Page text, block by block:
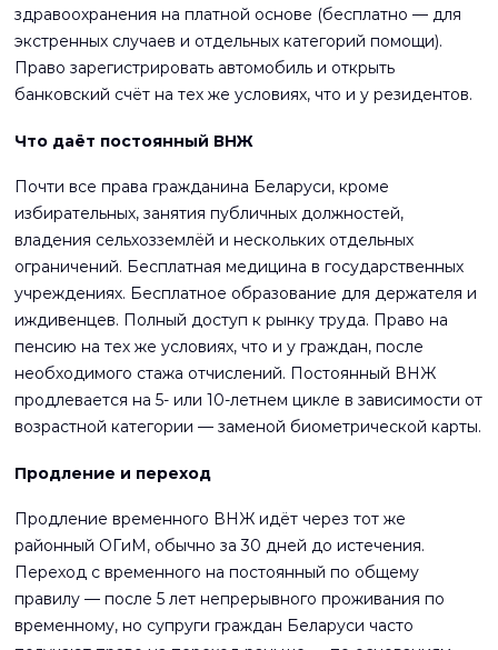
здравоохранения на платной основе (бесплатно — для
экстренных случаев и отдельных категорий помощи).
Право зарегистрировать автомобиль и открыть
банковский счёт на тех же условиях, что и у резидентов.
Что даёт постоянный ВНЖ
Почти все права гражданина Беларуси, кроме
избирательных, занятия публичных должностей,
владения сельхозземлёй и нескольких отдельных
ограничений. Бесплатная медицина в государственных
учреждениях. Бесплатное образование для держателя и
иждивенцев. Полный доступ к рынку труда. Право на
пенсию на тех же условиях, что и у граждан, после
необходимого стажа отчислений. Постоянный ВНЖ
продлевается на 5- или 10-летнем цикле в зависимости от
возрастной категории — заменой биометрической карты.
Продление и переход
Продление временного ВНЖ идёт через тот же
районный ОГиМ, обычно за 30 дней до истечения.
Переход с временного на постоянный по общему
правилу — после 5 лет непрерывного проживания по
временному, но супруги граждан Беларуси часто